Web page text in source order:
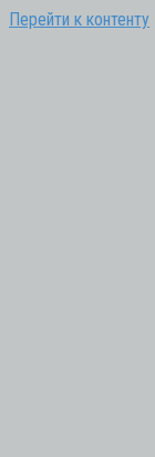
Перейти к контенту